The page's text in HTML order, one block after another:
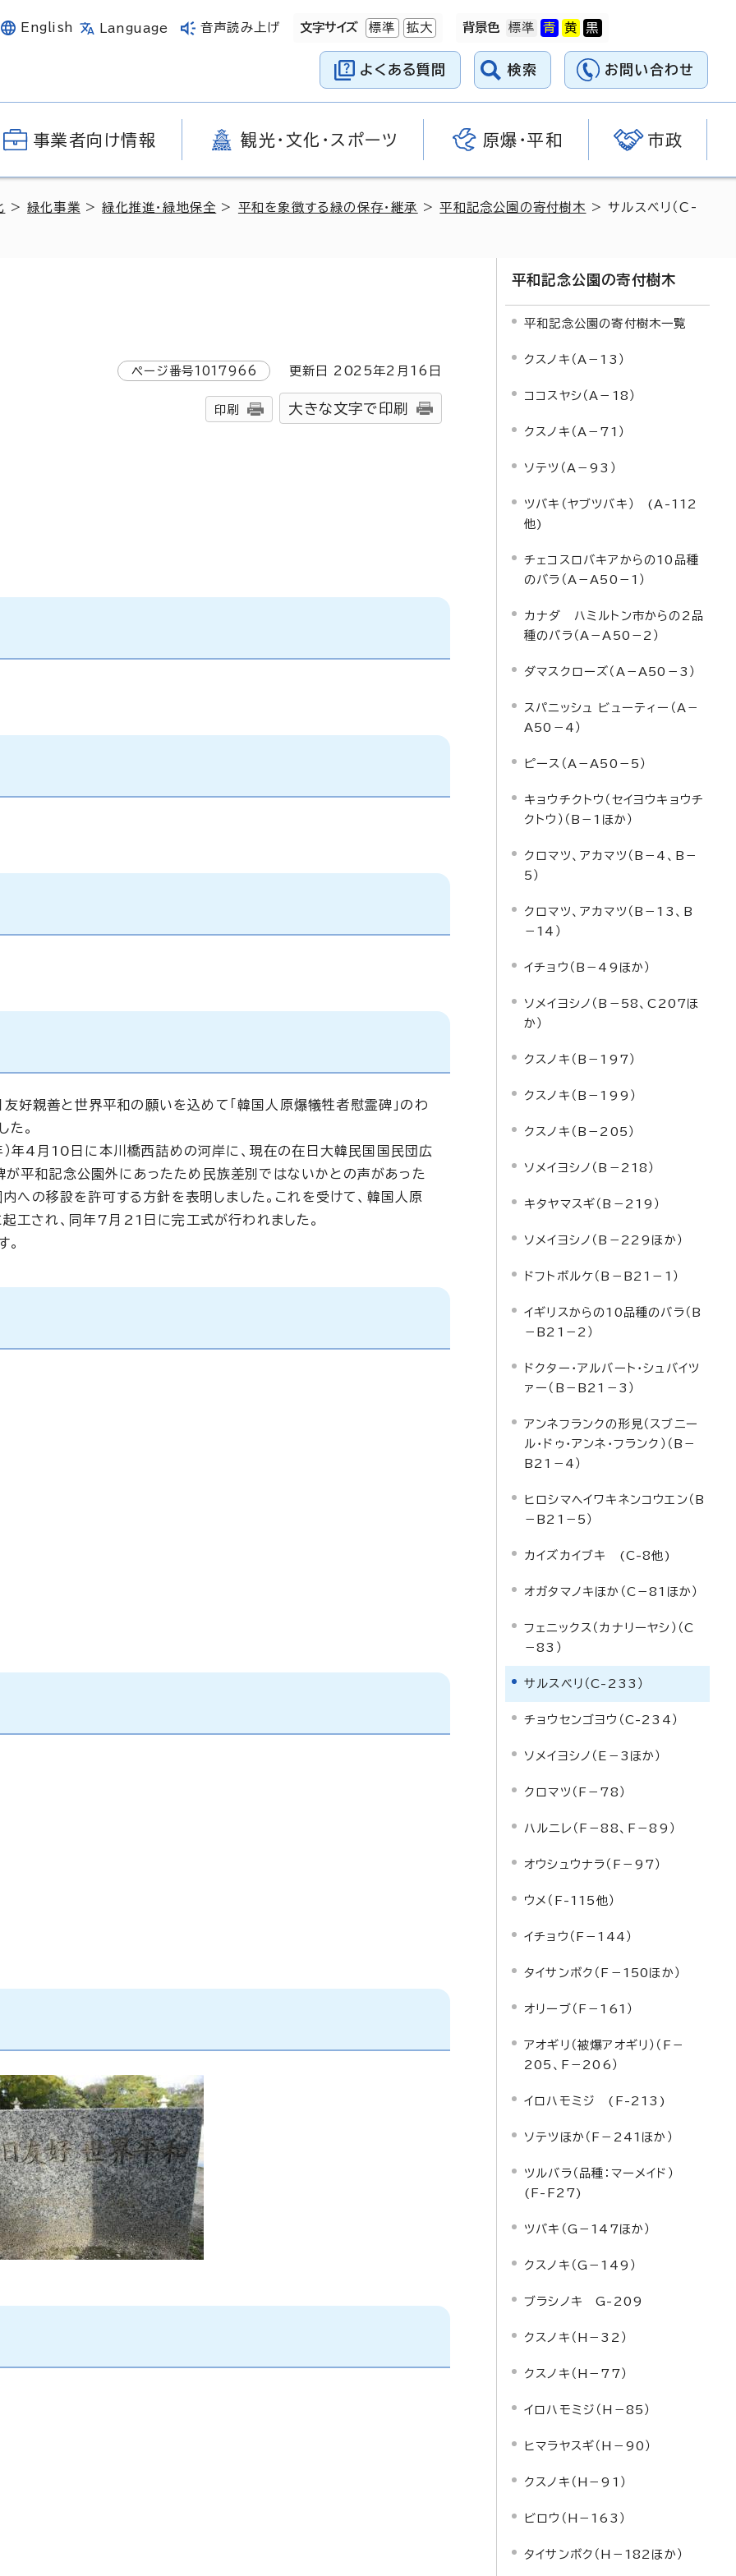
English Language 音声読み上げ 文字サイズ 標準 拡大 背景色
よくある質問 検索 お問い合わせ
事業者向け情報 観光・文化・スポーツ 原爆・平和 市政
>緑化事業 >緑化推進・緑地保全 > 平和を象徴する緑の保存・継承 >平和記念公園の寄付樹木 > サルスベリ（C-
ページ番号1017966 更新日 2025年2月 16 日
印刷 大きな文字で印刷
好親善と世界平和の願いを込めて「韓国人原爆犠牲者慰霊碑」のわ
た。
年4月10日に本川橋西詰めの河岸に、現在の在日大韓民国国民団広
が平和記念公園外にあったため民族差別ではないかとの声があった
の移設を許可する方針を表明しました。これを受けて、韓国人原
され、同年7月21日に完工式が行われました。
平和記念公園の寄付樹木
平和記念公園の寄付樹木一覧
クスノキ（A－13）
ココスヤシ（A－18）
クスノキ（A－71）
ソテツ（A－93）
ツバキ（ヤブツバキ） (A-112
他)
チェコスロバキアからの10品種
のバラ（A－A50－1）
カナダ ハミルトン市からの2品
種のバラ（A－A50－2）
ダマスクローズ（A－A50－3）
スパニッシュ ビューティー（A－
A50－4）
ピース（A－A50－5）
キョウチクトウ（セイヨウキョウチ
クトウ）（B－1ほか）
クロマツ、アカマツ（B－4、B－
5）
クロマツ、アカマツ（B－13、B
－14）
イチョウ（B－49ほか）
ソメイヨシノ（B－58、C207ほ
か）
クスノキ（B－197）
クスノキ（B－199）
クスノキ（B－205）
ソメイヨシノ（B－218）
キタヤマスギ（B－219）
ソメイヨシノ（B－229ほか）
ドフトボルケ（B－B21－1）
イギリスからの10品種のバラ（B
－B21－2）
ドクター・アルバート・シュバイツ
ァー（B－B21－3）
アンネフランクの形見（スブニー
ル・ドゥ・アンネ・フランク）（B－
B21－4）
ヒロシマヘイワキネンコウエン（B
－B21－5）
カイズカイブキ (C-8他)
オガタマノキほか（C－81ほか）
フェニックス（カナリーヤシ）（C
－83）
サルスベリ（C-233）
チョウセンゴヨウ（C-234）
ソメイヨシノ（E－3ほか）
クロマツ（F－78）
ハルニレ（F－88、F－89）
オウシュウナラ（F－97）
ウメ（F-115他）
イチョウ（F－144）
タイサンボク（F－150ほか）
オリーブ（F－161）
アオギリ（被爆アオギリ）（F－
205、F－206）
イロハモミジ (F-213)
ソテツほか（F－241ほか）
ツルバラ（品種：マーメイド）
(F-F27)
ツバキ（G－147ほか）
クスノキ（G－149）
ブラシノキ G-209
クスノキ（H－32）
クスノキ（H－77）
イロハモミジ（H－85）
ヒマラヤスギ（H－90）
クスノキ（H－91）
ビロウ（H－163）
タイサンボク（H－182ほか）